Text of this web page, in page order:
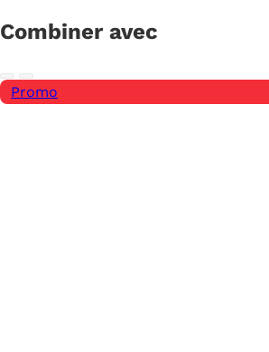
Combiner avec
Promo